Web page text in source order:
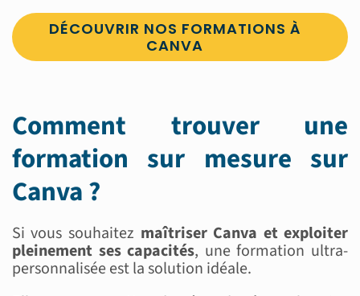
DÉCOUVRIR NOS FORMATIONS À
CANVA
Comment trouver une
formation sur mesure sur
Canva ?
Si vous souhaitez maîtriser Canva et exploiter
pleinement ses capacités, une formation ultra-
personnalisée est la solution idéale.